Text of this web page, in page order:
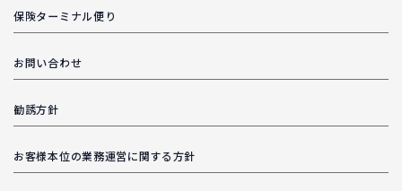
保険ターミナル便り
お問い合わせ
勧誘方針
お客様本位の業務運営に関する方針